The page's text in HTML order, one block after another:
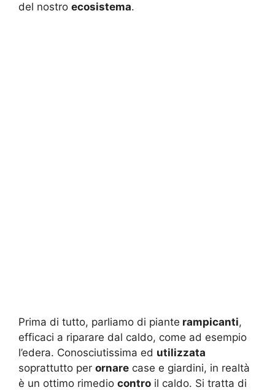
del nostro ecosistema.
Prima di tutto, parliamo di piante rampicanti,
efficaci a riparare dal caldo, come ad esempio
l’edera. Conosciutissima ed utilizzata
soprattutto per ornare case e giardini, in realtà
è un ottimo rimedio contro il caldo. Si tratta di